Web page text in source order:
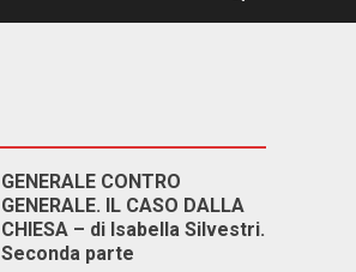
GENERALE CONTRO
GENERALE. IL CASO DALLA
CHIESA – di Isabella Silvestri.
Seconda parte